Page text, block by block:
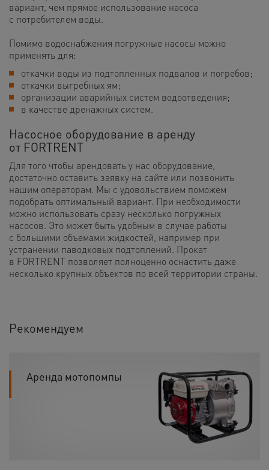
вариант, чем прямое использование насоса
с потребителем воды.
Помимо водоснабжения погружные насосы можно
применять для:
откачки воды из подтопленных подвалов и погребов;
откачки выгребных ям;
организации аварийных систем водоотведения;
в качестве дренажных систем.
Насосное оборудование в аренду
от FORTRENT
Для того чтобы арендовать у нас оборудование,
достаточно оставить заявку на сайте или позвонить
нашим операторам. Мы с удовольствием поможем
подобрать оптимальный вариант. При необходимости
можно использовать сразу несколько погружных
насосов. Это может быть удобным в случае работы
с большими объемами жидкостей, например при
устранении паводковых подтоплений. Прокат
в FORTRENT позволяет полноценно оснастить даже
несколько крупных объектов по всей территории страны.
Рекомендуем
Аренда мотопомпы